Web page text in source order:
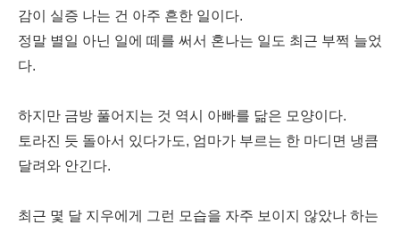
감이 실증 나는 건 아주 흔한 일이다.
정말 별일 아닌 일에 떼를 써서 혼나는 일도 최근 부쩍 늘었
다.
하지만 금방 풀어지는 것 역시 아빠를 닮은 모양이다.
토라진 듯 돌아서 있다가도, 엄마가 부르는 한 마디면 냉큼
달려와 안긴다.
최근 몇 달 지우에게 그런 모습을 자주 보이지 않았나 하는